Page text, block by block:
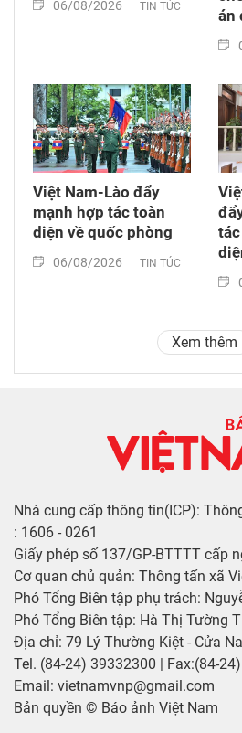
06/08/2026 TIN TỨC
án
Việt Nam-Lào đẩy
mạnh hợp tác toàn
diện về quốc phòng
06/08/2026 TIN TỨC
Xem thêm
Nhà cung cấp thông tin(ICP):
: 1606 - 0261
Giấy phép số 137/GP-BTTTT cấp
Cơ quan chủ quản: Thông tấn xã
Phó Tổng Biên tập phụ trách:
Phó Tổng Biên tập: Hà Thị Tường
Địa chỉ: 79 Lý Thường Kiệt - Cửa
Tel. (84-24) 39332300 | Fax:(84-
Email: vietnamvnp@gmail.com
Bản quyền © Báo ảnh Việt Nam